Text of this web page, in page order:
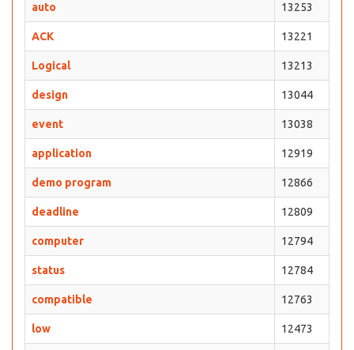
auto 13253
ACK 13221
Logical 13213
design 13044
event 13038
application 12919
demo program 12866
deadline 12809
computer 12794
status 12784
compatible 12763
low 12473